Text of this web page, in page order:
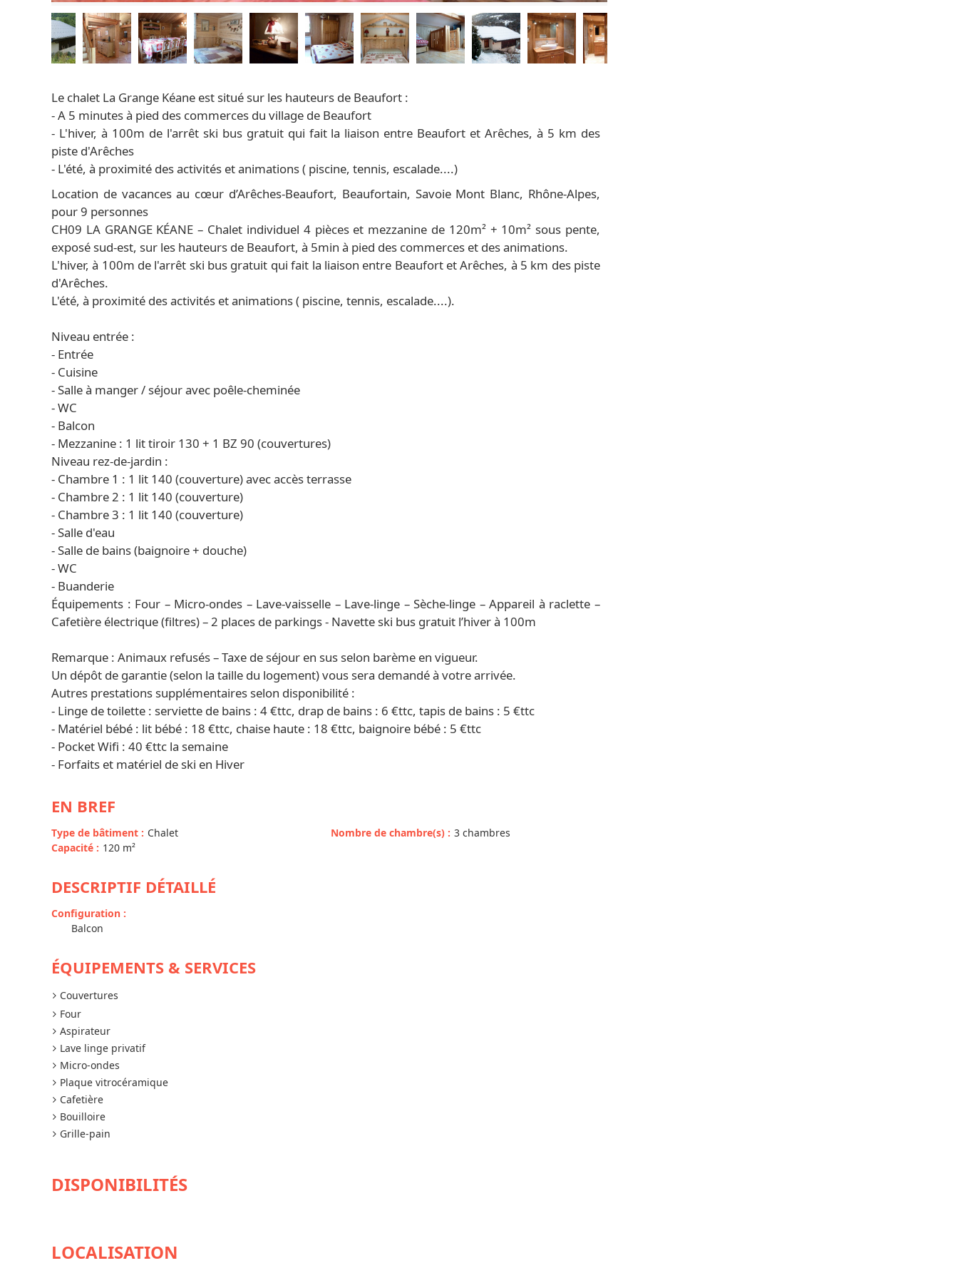
Le chalet La Grange Kéane est situé sur les hauteurs de Beaufort :
- A 5 minutes à pied des commerces du village de Beaufort
- L'hiver, à 100m de l'arrêt ski bus gratuit qui fait la liaison entre Beaufort et Arêches, à 5 km des
piste d'Arêches
- L'été, à proximité des activités et animations ( piscine, tennis, escalade....)
Location de vacances au cœur d’Arêches-Beaufort, Beaufortain, Savoie Mont Blanc, Rhône-Alpes,
pour 9 personnes
CH09 LA GRANGE KÉANE – Chalet individuel 4 pièces et mezzanine de 120m² + 10m² sous pente,
exposé sud-est, sur les hauteurs de Beaufort, à 5min à pied des commerces et des animations.
L'hiver, à 100m de l'arrêt ski bus gratuit qui fait la liaison entre Beaufort et Arêches, à 5 km des piste
d'Arêches.
L'été, à proximité des activités et animations ( piscine, tennis, escalade....).
Niveau entrée :
- Entrée
- Cuisine
- Salle à manger / séjour avec poêle-cheminée
- WC
- Balcon
- Mezzanine : 1 lit tiroir 130 + 1 BZ 90 (couvertures)
Niveau rez-de-jardin :
- Chambre 1 : 1 lit 140 (couverture) avec accès terrasse
- Chambre 2 : 1 lit 140 (couverture)
- Chambre 3 : 1 lit 140 (couverture)
- Salle d'eau
- Salle de bains (baignoire + douche)
- WC
- Buanderie
Équipements : Four – Micro-ondes – Lave-vaisselle – Lave-linge – Sèche-linge – Appareil à raclette –
Cafetière électrique (filtres) – 2 places de parkings - Navette ski bus gratuit l’hiver à 100m
Remarque : Animaux refusés – Taxe de séjour en sus selon barème en vigueur.
Un dépôt de garantie (selon la taille du logement) vous sera demandé à votre arrivée.
Autres prestations supplémentaires selon disponibilité :
- Linge de toilette : serviette de bains : 4 €ttc, drap de bains : 6 €ttc, tapis de bains : 5 €ttc
- Matériel bébé : lit bébé : 18 €ttc, chaise haute : 18 €ttc, baignoire bébé : 5 €ttc
- Pocket Wifi : 40 €ttc la semaine
- Forfaits et matériel de ski en Hiver
EN BREF
Type de bâtiment : Chalet
Capacité : 120 m²
Nombre de chambre(s) : 3 chambres
DESCRIPTIF DÉTAILLÉ
Configuration :
Balcon
ÉQUIPEMENTS & SERVICES
Couvertures
Four
Aspirateur
Lave linge privatif
Micro-ondes
Plaque vitrocéramique
Cafetière
Bouilloire
Grille-pain
DISPONIBILITÉS